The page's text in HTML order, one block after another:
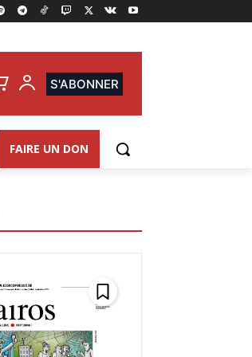
S'ABONNER
FAIRE UN DON